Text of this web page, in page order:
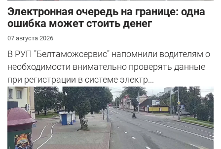
Электронная очередь на границе: одна
ошибка может стоить денег
07 августа 2026
В РУП "Белтаможсервис" напомнили водителям о
необходимости внимательно проверять данные
при регистрации в системе электр...